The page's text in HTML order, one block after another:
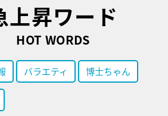
上昇ワード
HOT WORDS
バラエティ 博士ちゃん